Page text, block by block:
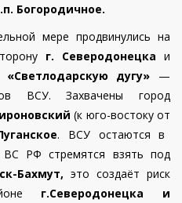
Богородичное.
мере продвинулись на
г. Северодонецка и
«Светлодарскую дугу» —
ВСУ. Захвачены город
(к юго-востоку от
.
ВСУ остаются в
ВС РФ стремятся взять под
Бахмут, это создаёт риск
г.Северодонецка и